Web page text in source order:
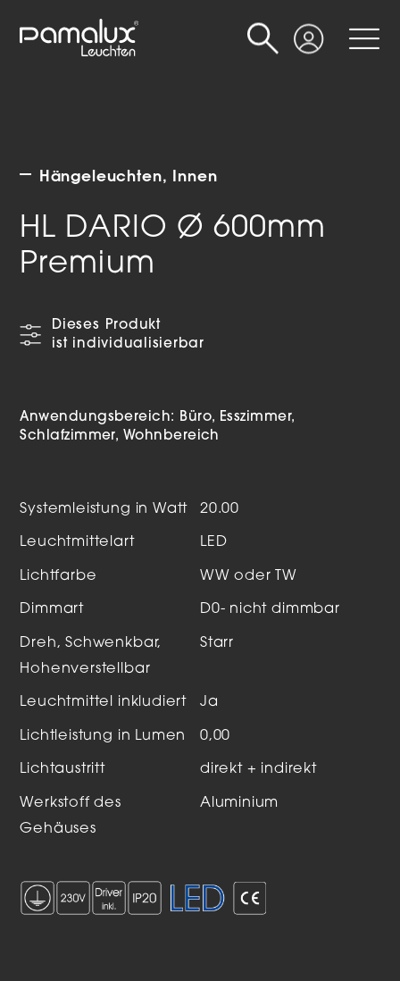
Login
Suche
Hängeleuchten Innen
HL DARIO Ø 600mm
Premium
Dieses Produkt
ist individualisierbar
Anwendungsbereich: Büro
Esszimmer
Schlafzimmer
Wohnbereich
Systemleistung in Watt 20.00
Leuchtmittelart LED
Lichtfarbe WW oder TW
Dimmart D0- nicht dimmbar
Dreh, Schwenkbar,
Hohenverstellbar
Starr
Leuchtmittel inkludiert Ja
Lichtleistung in Lumen 0,00
Lichtaustritt direkt + indirekt
Werkstoff des
Gehäuses
Aluminium